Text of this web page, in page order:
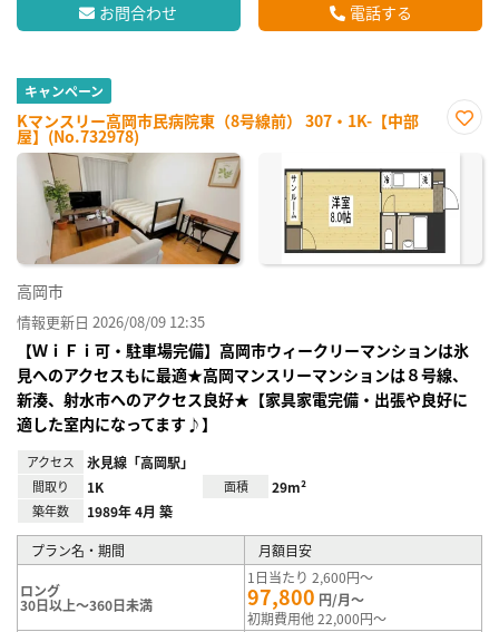
お問合わせ 電話する
キャンペーン
Kマンスリー高岡市民病院東（8号線前） 307・1K-【中部
屋】(No.732978)
に入
録
高岡市
情報更新日 2026/08/09 12:35
【ＷｉＦｉ可・駐車場完備】高岡市ウィークリーマンションは氷
見へのアクセスもに最適★高岡マンスリーマンションは８号線、
新湊、射水市へのアクセス良好★【家具家電完備・出張や良好に
適した室内になってます♪】
アクセス 氷見線「高岡駅」
間取り 1K 面積 29m²
築年数 1989年 4月 築
プラン名・期間 月額目安
ロング
30日以上～360日未満
1日当たり 2,600円～
97,800 円/月～
初期費用他 22,000円～